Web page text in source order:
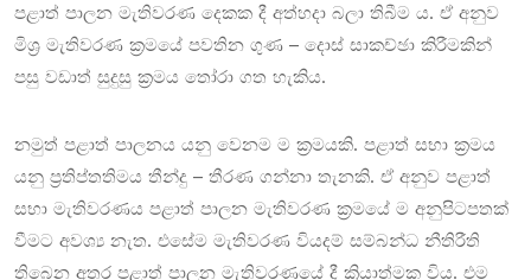
පළාත් පාලන මැතිවරණ දෙකක දී අත්හදා බලා තිබීම ය. ඒ අනුව
මිශ්‍ර මැතිවරණ ක්‍රමයේ පවතින ගුණ – දොස් සාකච්ඡා කිරීමකින්
පසු වඩාත් සුදුසු ක්‍රමය තෝරා ගත හැකිය.
නමුත් පළාත් පාලනය යනු වෙනම ම ක්‍රමයකි. පළාත් සභා ක්‍රමය
යනු ප්‍රතිප්තතිමය තීන්දු – තීරණ ගන්නා තැනකි. ඒ අනුව පළාත්
සභා මැතිවරණය පළාත් පාලන මැතිවරණ ක්‍රමයේ ම අනුපිටපතක්
වීමට අවශ්‍ය නැත. එසේම මැතිවරණ වියදම් සම්බන්ධ නීතිරීති
තිබෙන අතර පළාත් පාලන මැතිවරණයේ දී ක්‍රියාත්මක විය. එම